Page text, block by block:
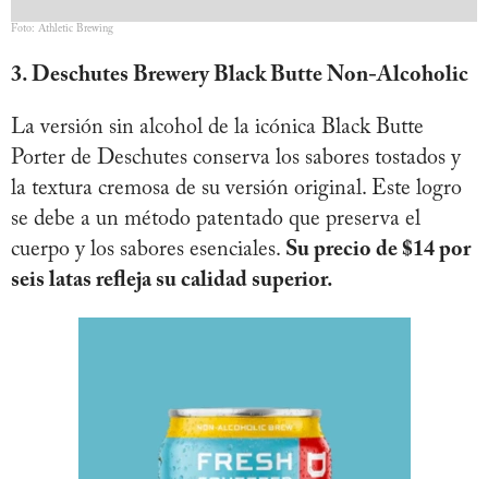
Foto: Athletic Brewing
3. Deschutes Brewery Black Butte Non-Alcoholic
La versión sin alcohol de la icónica Black Butte
Porter de Deschutes conserva los sabores tostados y
la textura cremosa de su versión original. Este logro
se debe a un método patentado que preserva el
cuerpo y los sabores esenciales. Su precio de $14 por
seis latas refleja su calidad superior.